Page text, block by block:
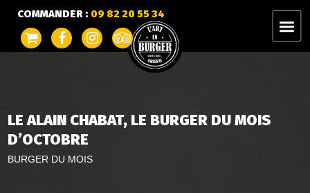
COMMANDER : 09 82 20 55 34
LE ALAIN CHABAT, LE BURGER DU MOIS
D’OCTOBRE
BURGER DU MOIS